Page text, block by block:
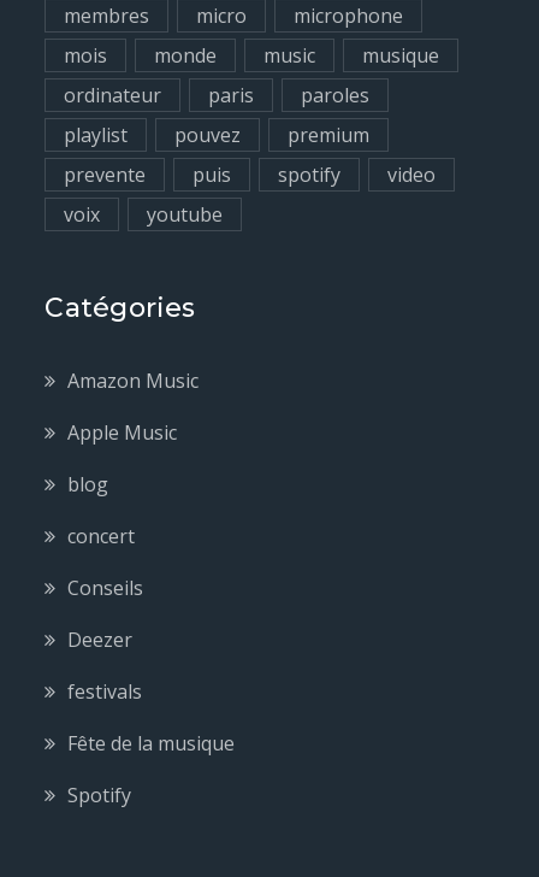
membres
micro
microphone
mois
monde music
musique
ordinateur
paris
paroles
playlist
pouvez
premium
prevente
puis spotify
video
voix
youtube
Catégories
Amazon Music
Apple Music
blog
concert
Conseils
Deezer
festivals
Fête de la musique
Spotify